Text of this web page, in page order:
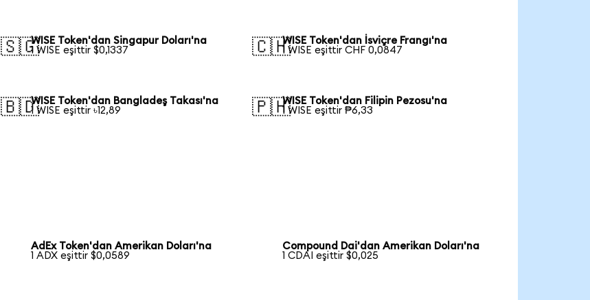
🇸🇬WISE Token'dan Singapur Doları'na
1 WISE eşittir $0,1337
🇨🇭WISE Token'dan İsviçre Frangı'na
1 WISE eşittir CHF 0,0847
🇧🇩WISE Token'dan Bangladeş Takası'na
1 WISE eşittir ৳12,89
🇵🇭WISE Token'dan Filipin Pezosu'na
1 WISE eşittir ₱6,33
AdEx Token'dan Amerikan Doları'na
1 ADX eşittir $0,0589
Compound Dai'dan Amerikan Doları'na
1 CDAI eşittir $0,025